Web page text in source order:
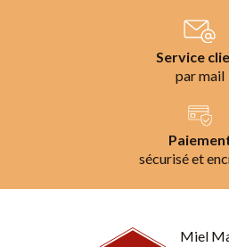
Service
par mail
sécurisé et
Miel